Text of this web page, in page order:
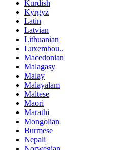
Kurdish
Kyrgyz
Latin
Latvian
Lithuanian
Luxembou..
Macedonian
Malagasy
Malay
Malayalam
Maltese
Maori
Marathi
Mongolian
Burmese
Nepali